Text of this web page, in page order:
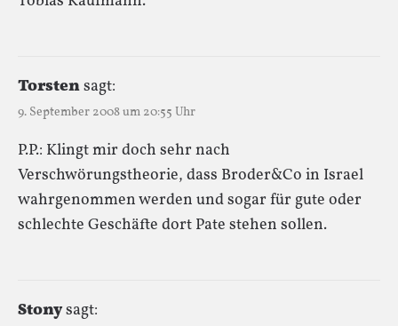
Torstensagt:
9. September 2008 um 20:55 Uhr
P.P.: Klingt mir doch sehr nach
Verschwörungstheorie, dass Broder&Co in Israel
wahrgenommen werden und sogar für gute oder
schlechte Geschäfte dort Pate stehen sollen.
Stonysagt: